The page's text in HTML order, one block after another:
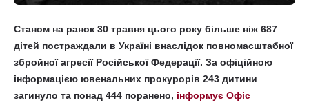
Станом на ранок 30 травня цього року більше ніж 687
дітей постраждали в Україні внаслідок повномасштабної
збройної агресії Російської Федерації. За офіційною
інформацією ювенальних прокурорів 243 дитини
загинуло та понад 444 поранено, інформує Офіс